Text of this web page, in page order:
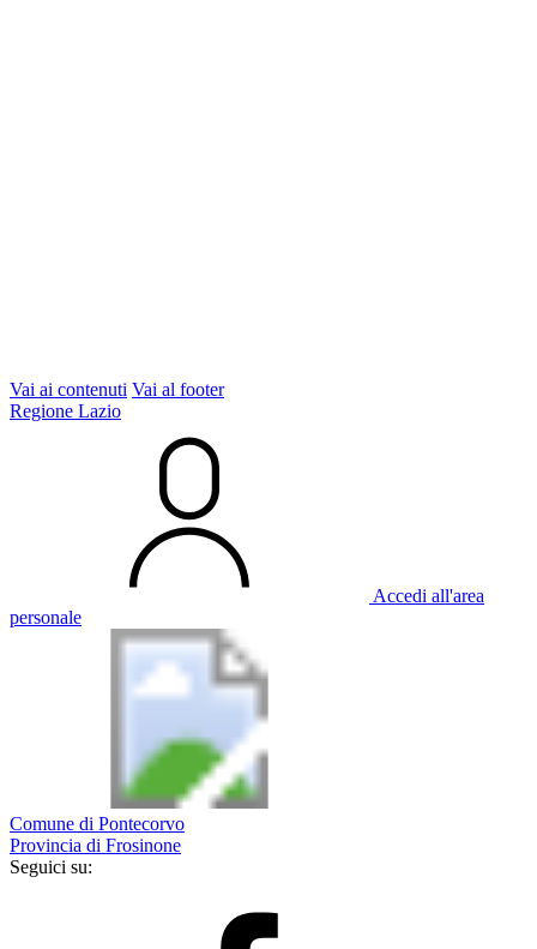
Vai ai contenuti Vai al footer
Regione Lazio
Accedi all'area
personale
Comune di Pontecorvo
Provincia di Frosinone
Seguici su: